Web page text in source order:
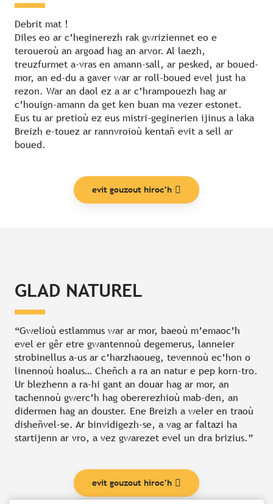
Debrit mat !
Diles eo ar c’heginerezh rak gwriziennet eo e
teroueroù an argoad hag an arvor. Al laezh,
treuzfurmet a-vras en amann-sall, ar pesked, ar boued-
mor, an ed-du a gaver war ar roll-boued evel just ha
rezon. War an daol ez a ar c’hrampouezh hag ar
c’houign-amann da get ken buan ma vezer estonet.
Eus tu ar pretioù ez eus mistri-geginerien ijinus a laka
Breizh e-touez ar rannvroioù kentañ evit a sell ar
boued.
evit gouzout hiroc’h
GLAD NATUREL
“Gwelioù estlammus war ar mor, baeoù m’emaoc’h
evel er gêr etre gwantennoù degemerus, lanneier
strobinellus a-us ar c’harzhaoueg, tevennoù ec’hon o
linennoù hoalus… Cheñch a ra an natur e pep korn-tro.
Ur blezhenn a ra-hi gant an douar hag ar mor, an
tachennoù gwerc’h hag obererezhioù mab-den, an
didermen hag an douster. Ene Breizh a weler en traoù
disheñvel-se. Ar binvidigezh-se, a vag ar faltazi ha
startijenn ar vro, a vez gwarezet evel un dra brizius.”
evit gouzout hiroc’h